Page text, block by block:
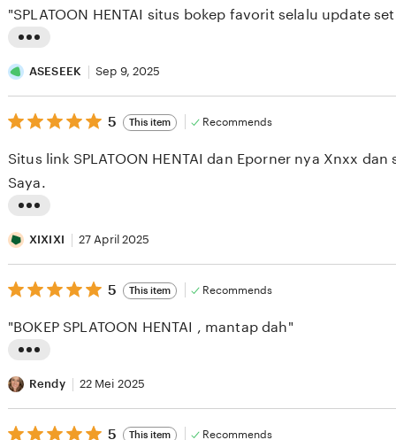
5
stars
i
s
t
n
g
e
v
i
w
y
A
S
"SPLATOON HENTAI situs bokep favorit selalu update
ASESEEK Sep 9, 2025
5
out
5
stars
5 This item Recommends
i
s
t
n
r
e
v
Situs link SPLATOON HENTAI dan Eporner nya Xnxx
Saya.
XIXIXI 27 April 2025
5
out
5
stars
5 This item Recommends
i
s
t
"BOKEP SPLATOON HENTAI , mantap dah"
Rendy 22 Mei 2025
5
5 This item Recommends